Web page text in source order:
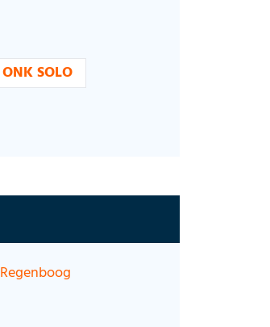
ONK SOLO
Regenboog